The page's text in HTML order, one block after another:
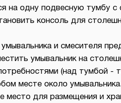
на одну подвесную тумбу
консоль для
и смесителя
умывальник на
(над тумбой -
месте около
место для размещения и